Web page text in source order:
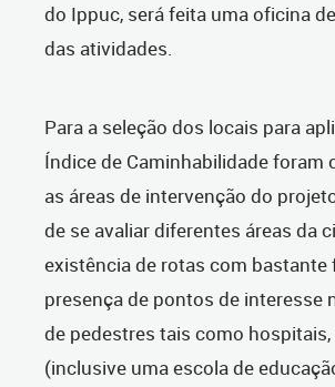
do Ippuc, será feita uma oficina
das atividades.
Para a seleção dos locais para
Índice de Caminhabilidade foram
as áreas de intervenção do
de se avaliar diferentes áreas da
existência de rotas com bastante
presença de pontos de interesse
de pedestres tais como hospitais,
(inclusive uma escola de